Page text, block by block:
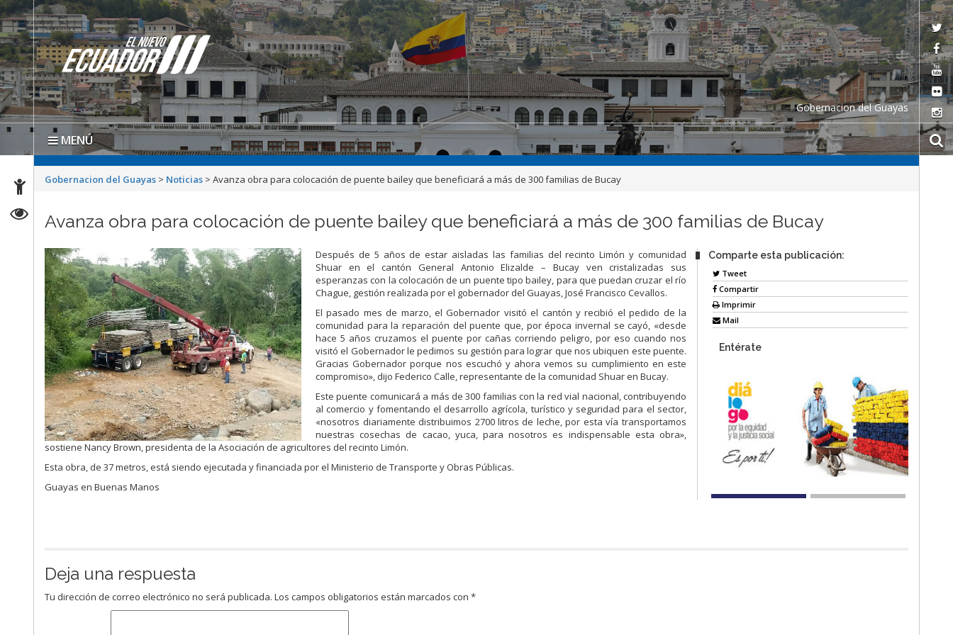
Gobernacion del Guayas
MENÚ
Gobernacion del Guayas > Noticias >Avanza obra para colocación de puente bailey que beneficiará a más de 300 familias de Bucay
Avanza obra para colocación de puente bailey que beneficiará a más de 300 familias de Bucay
Después de 5 años de estar aisladas las familias del recinto Limón y comunidad
Shuar en el cantón General Antonio Elizalde – Bucay ven cristalizadas sus
esperanzas con la colocación de un puente tipo bailey, para que puedan cruzar el río
Chague, gestión realizada por el gobernador del Guayas, José Francisco Cevallos.
El pasado mes de marzo, el Gobernador visitó el cantón y recibió el pedido de la
comunidad para la reparación del puente que, por época invernal se cayó, «desde
hace 5 años cruzamos el puente por cañas corriendo peligro, por eso cuando nos
visitó el Gobernador le pedimos su gestión para lograr que nos ubiquen este puente.
Gracias Gobernador porque nos escuchó y ahora vemos su cumplimiento en este
compromiso», dijo Federico Calle, representante de la comunidad Shuar en Bucay.
Este puente comunicará a más de 300 familias con la red vial nacional, contribuyendo
al comercio y fomentando el desarrollo agrícola, turístico y seguridad para el sector,
«nosotros diariamente distribuimos 2700 litros de leche, por esta vía transportamos
nuestras cosechas de cacao, yuca, para nosotros es indispensable esta obra»,
sostiene Nancy Brown, presidenta de la Asociación de agricultores del recinto Limón.
Esta obra, de 37 metros, está siendo ejecutada y financiada por el Ministerio de Transporte y Obras Públicas.
Guayas en Buenas Manos
Comparte esta publicación:
Tweet
Compartir
Imprimir
Mail
Entérate
Deja una respuesta
Tu dirección de correo electrónico no será publicada. Los campos obligatorios están marcados con*